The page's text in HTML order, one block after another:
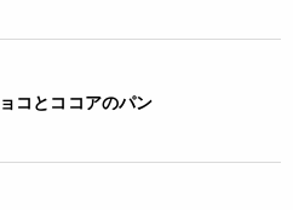
コとココアのパン